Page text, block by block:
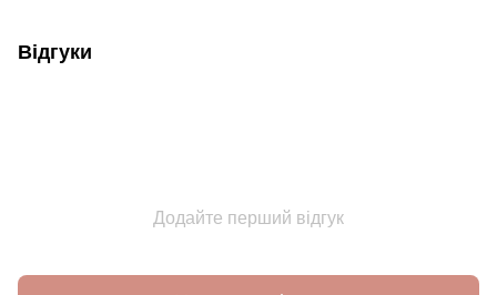
Відгуки
Додайте перший відгук